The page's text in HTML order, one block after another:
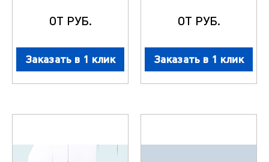
ОТ РУБ.
Заказать в 1 клик
ОТ РУБ.
Заказать в 1 клик